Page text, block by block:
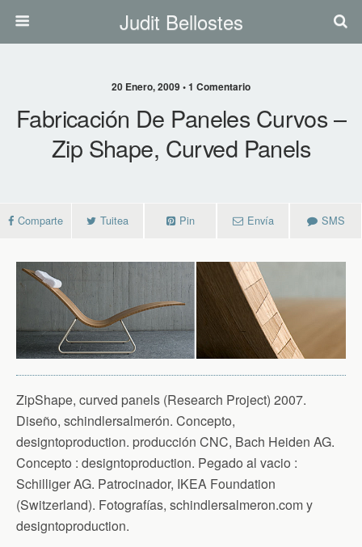
Judit Bellostes
20 Enero, 2009 • 1 Comentario
Fabricación De Paneles Curvos –
Zip Shape, Curved Panels
Comparte Tuitea Pin Envía SMS
ZipShape, curved panels (Research Project) 2007.
Diseño, schindlersalmerón. Concepto,
designtoproduction. producción CNC, Bach Heiden AG.
Concepto : designtoproduction. Pegado al vacio :
Schilliger AG. Patrocinador, IKEA Foundation
(Switzerland). Fotografías, schindlersalmeron.com y
designtoproduction.